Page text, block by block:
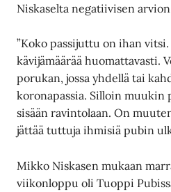
Niskaselta negatiivisen
”Koko passijuttu on ihan
kävijämäärää huomattavasti.
porukan, jossa yhdellä tai
koronapassia. Silloin muukin
sisään ravintolaan. On
jättää tuttuja ihmisiä pubin
Mikko Niskasen mukaan
viikonloppu oli Tuoppi